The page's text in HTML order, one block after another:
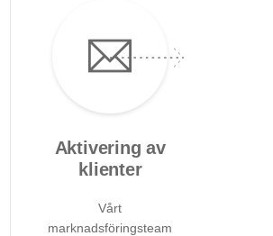
Aktivering av
klienter
Vårt
marknadsföringsteam